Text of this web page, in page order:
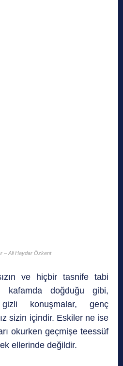
– Ali Haydar Özkent
ve hiçbir tasnife tabi
kafamda doğduğu gibi,
konuşmalar, genç
sizin içindir. Eskiler ne ise
okurken geçmişe teessüf
ellerinde değildir.